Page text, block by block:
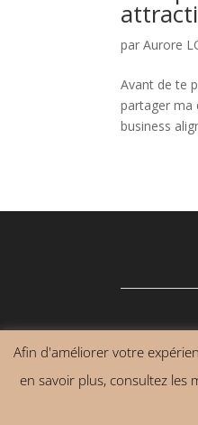
parAurore
Avant de te
partager ma
business
Contact
Afin d'améliorer votre
en savoir plus, consultez les